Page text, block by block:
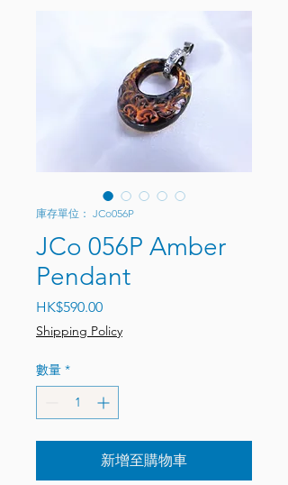
庫存單位： JCo056P
JCo 056P Amber
Pendant
HK$590.00價格
Shipping Policy
數量 *
新增至購物車